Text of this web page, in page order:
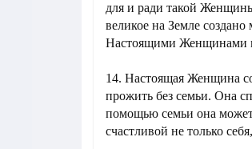
для и ради такой
великое на Земле
Настоящими Женщинами
14. Настоящая Женщина
прожить без семьи. Она
помощью семьи она
счастливой не только